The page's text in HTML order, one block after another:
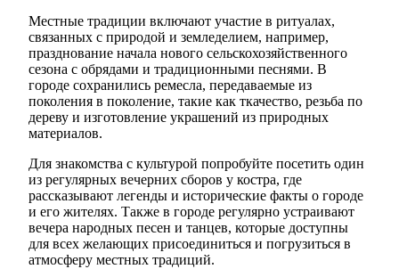
Местные традиции включают участие в ритуалах,
связанных с природой и земледелием, например,
празднование начала нового сельскохозяйственного
сезона с обрядами и традиционными песнями. В
городе сохранились ремесла, передаваемые из
поколения в поколение, такие как ткачество, резьба по
дереву и изготовление украшений из природных
материалов.
Для знакомства с культурой попробуйте посетить один
из регулярных вечерних сборов у костра, где
рассказывают легенды и исторические факты о городе
и его жителях. Также в городе регулярно устраивают
вечера народных песен и танцев, которые доступны
для всех желающих присоединиться и погрузиться в
атмосферу местных традиций.